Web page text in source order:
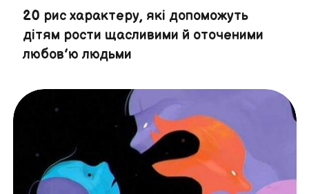
20 рис характеру, які допоможуть
дітям рости щасливими й оточеними
любов’ю людьми